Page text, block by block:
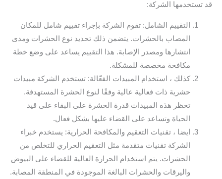
قد تستخدمها الشركة:
التقييم الشامل: تقوم الشركة بإجراء تقييم شامل للمكان
المصاب بالحشرات. يتضمن ذلك تحديد نوع الحشرات ومدى
انتشارها ومصدر الإصابة. هذا التقييم يساعد على وضع خطة
مكافحة مخصصة للمشكلة.
كذلك ، استخدام المبيدات الفعّالة: تستخدم الشركة مبيدات
حشرية ذات فعالية عالية وفقًا لنوع الحشرة المستهدفة.
تحظر هذه المبيدات قدرة الحشرة على البقاء على قيد
الحياة وتساعد على القضاء عليها بشكل فعال.
ايضا ، تقنيات التعقيم والمكافحة الحرارية: يستخدم خبراء
الشركة تقنيات متقدمة مثل التعقيم الحراري للتخلص من
الحشرات. يتم استخدام الحرارة العالية للقضاء على البيوض
واليرقات والحشرات البالغة الموجودة في المنطقة المصابة.